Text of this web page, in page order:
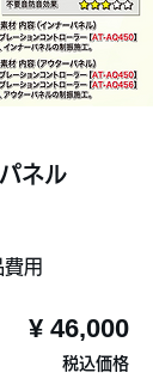
ネル
用
¥ 46,000
税込価格